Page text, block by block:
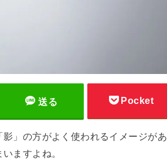
送る Pocket
」の方がよく使われるイメージがあ
ますよね。